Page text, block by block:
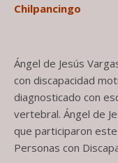
Chilpancingo
Ángel de Jesús
con discapacidad
diagnosticado con
vertebral. Ángel de
que participaron
Personas con